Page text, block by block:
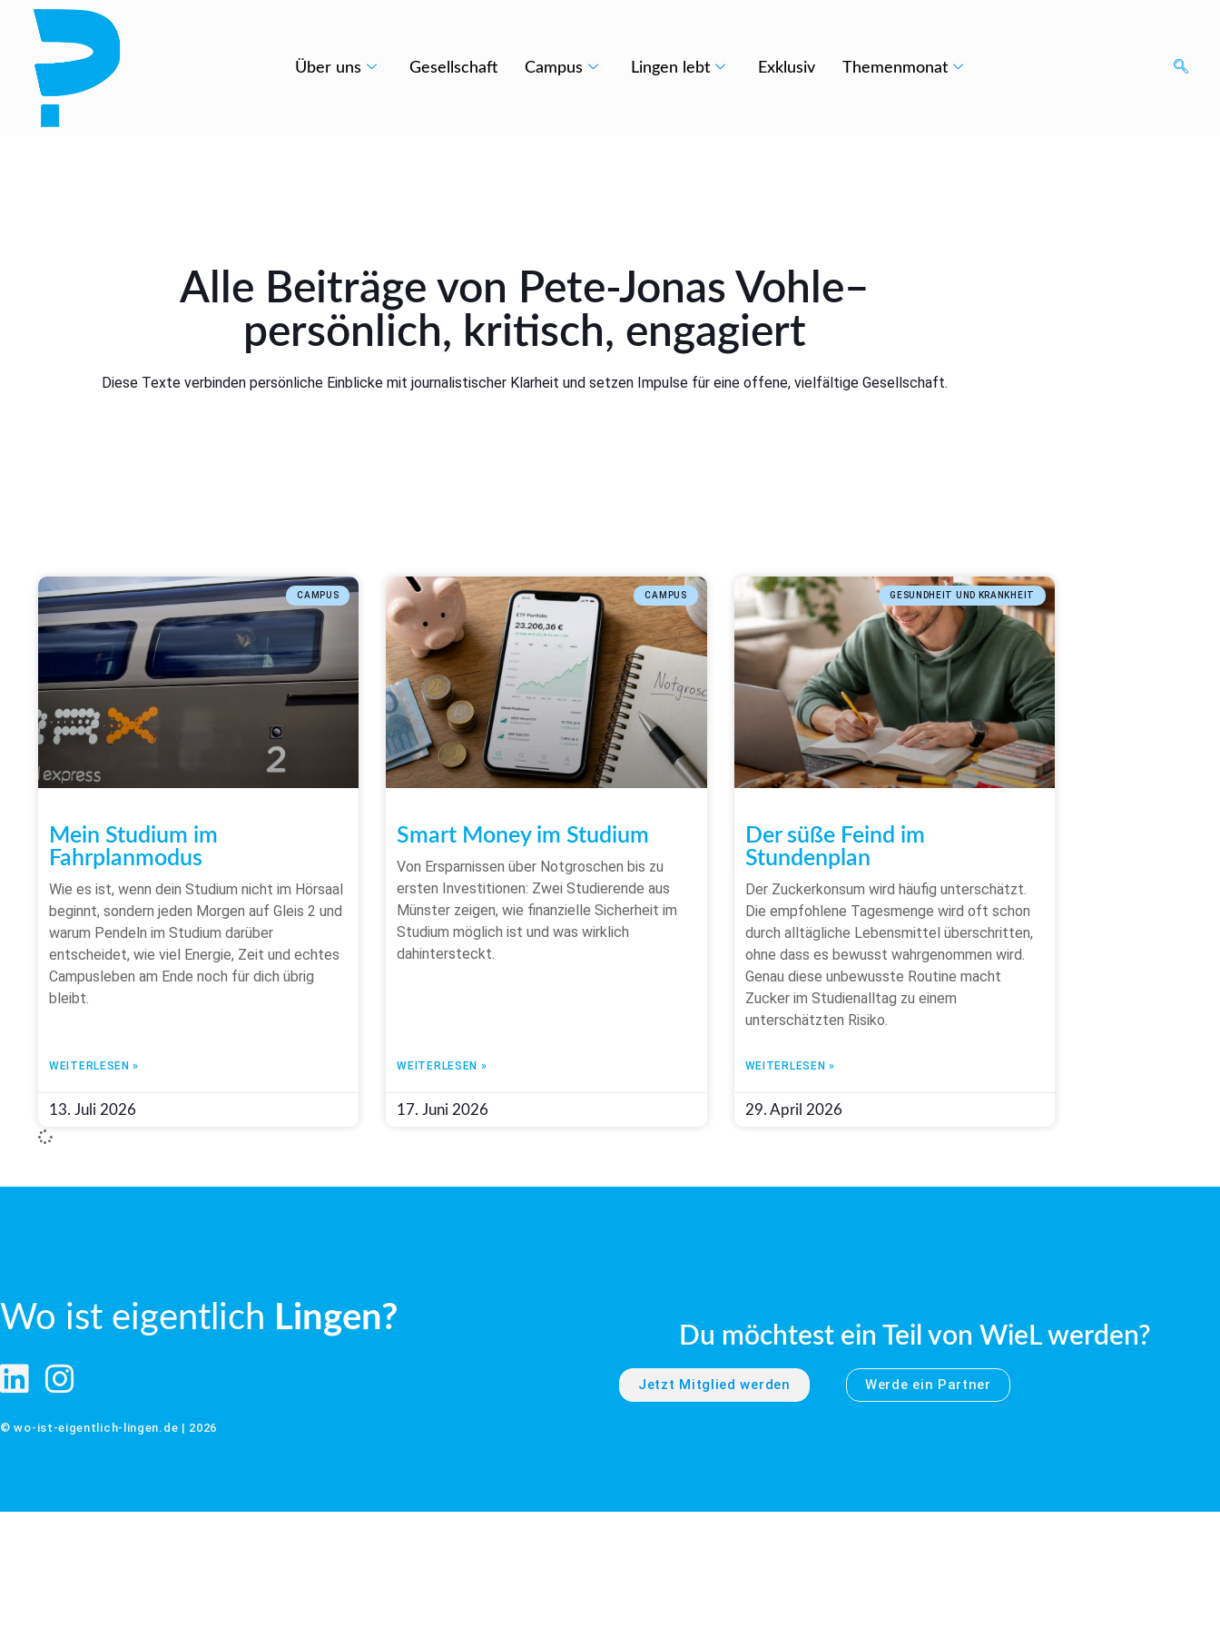
Über uns Gesellschaft Campus Lingen lebt Exklusiv Themenmonat
Alle Beiträge von Pete-Jonas Vohle–
persönlich, kritisch, engagiert
Diese Texte verbinden persönliche Einblicke mit journalistischer Klarheit und setzen Impulse für eine offene, vielfältige Gesellschaft.
CAMPUS
Mein Studium im
Fahrplanmodus
Wie es ist, wenn dein Studium nicht im Hörsaal
beginnt, sondern jeden Morgen auf Gleis 2 und
warum Pendeln im Studium darüber
entscheidet, wie viel Energie, Zeit und echtes
Campusleben am Ende noch für dich übrig
bleibt.
WEITERLESEN »
13. Juli 2026
CAMPUS
Smart Money im Studium
Von Ersparnissen über Notgroschen bis zu
ersten Investitionen: Zwei Studierende aus
Münster zeigen, wie finanzielle Sicherheit im
Studium möglich ist und was wirklich
dahintersteckt.
WEITERLESEN »
17. Juni 2026
GESUNDHEIT UND KRANKHEIT
Der süße Feind im
Stundenplan
Der Zuckerkonsum wird häufig unterschätzt.
Die empfohlene Tagesmenge wird oft schon
durch alltägliche Lebensmittel überschritten,
ohne dass es bewusst wahrgenommen wird.
Genau diese unbewusste Routine macht
Zucker im Studienalltag zu einem
unterschätzten Risiko.
WEITERLESEN »
29. April 2026
Wo ist eigentlich Lingen?
© wo-ist-eigentlich-lingen.de | 2026
Du möchtest ein Teil von WieL werden?
Jetzt Mitglied werden Werde ein Partner